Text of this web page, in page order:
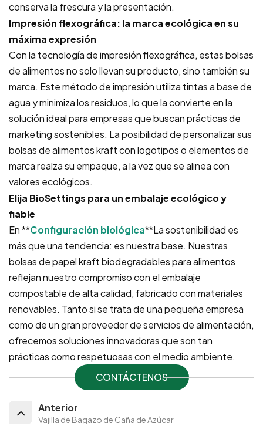
conserva la frescura y la presentación.
Impresión flexográfica: la marca ecológica en su
máxima expresión
Con la tecnología de impresión flexográfica, estas bolsas
de alimentos no solo llevan su producto, sino también su
marca. Este método de impresión utiliza tintas a base de
agua y minimiza los residuos, lo que la convierte en la
solución ideal para empresas que buscan prácticas de
marketing sostenibles. La posibilidad de personalizar sus
bolsas de alimentos kraft con logotipos o elementos de
marca realza su empaque, a la vez que se alinea con
valores ecológicos.
Elija BioSettings para un embalaje ecológico y
fiable
En **Configuración biológica**La sostenibilidad es
más que una tendencia: es nuestra base. Nuestras
bolsas de papel kraft biodegradables para alimentos
reflejan nuestro compromiso con el embalaje
compostable de alta calidad, fabricado con materiales
renovables. Tanto si se trata de una pequeña empresa
como de un gran proveedor de servicios de alimentación,
ofrecemos soluciones innovadoras que son tan
prácticas como respetuosas con el medio ambiente.
CONTÁCTENOS
Anterior
Vajilla de Bagazo de Caña de Azúcar